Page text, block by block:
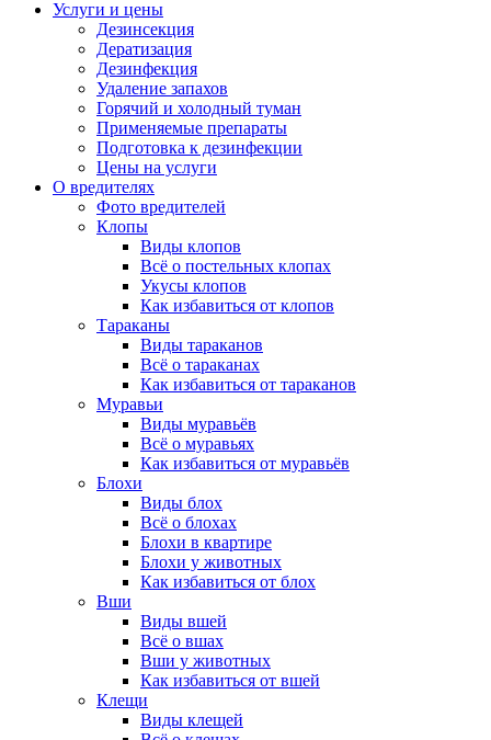
Услуги и цены
Дезинсекция
Дератизация
Дезинфекция
Удаление запахов
Горячий и холодный туман
Применяемые препараты
Подготовка к дезинфекции
Цены на услуги
О вредителях
Фото вредителей
Клопы
Виды клопов
Всё о постельных клопах
Укусы клопов
Как избавиться от клопов
Тараканы
Виды тараканов
Всё о тараканах
Как избавиться от тараканов
Муравьи
Виды муравьёв
Всё о муравьях
Как избавиться от муравьёв
Блохи
Виды блох
Всё о блохах
Блохи в квартире
Блохи у животных
Как избавиться от блох
Вши
Виды вшей
Всё о вшах
Вши у животных
Как избавиться от вшей
Клещи
Виды клещей